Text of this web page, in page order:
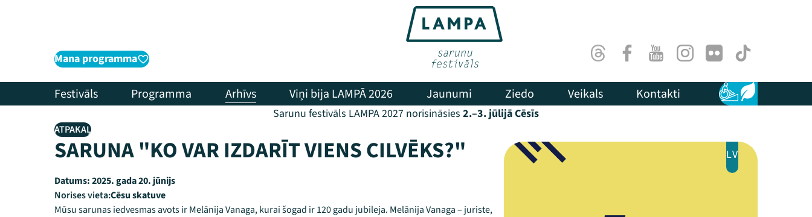
Mana programma ThreadsFacebookYoutubeInstagram
Flick TikTok
Festivāls Programma Arhīvs Viņi bija LAMPĀ 2026 Jaunumi Ziedo Veikals Kontakti Pieejamība
Ilgtspēja
Sarunu festivāls LAMPA 2027 norisināsies 2.–3. jūlijā Cēsīs
ATPAKAĻ
SARUNA "KO VAR IZDARĪT VIENS CILVĒKS?"
Datums:2025. gada 20. jūnijs
Norises vieta:Cēsu skatuve
Mūsu sarunas iedvesmas avots ir Melānija Vanaga, kurai šogad ir 120 gadu jubileja. Melānija Vanaga – juriste,
LV